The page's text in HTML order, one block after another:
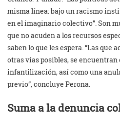
misma línea: bajo un racismo
en el imaginario colectivo”. Son
que no acuden a los recursos
saben lo que les espera. “Las que
otras vías posibles, se
infantilización, así como una
previo”, concluye Perona.
Suma a la denuncia